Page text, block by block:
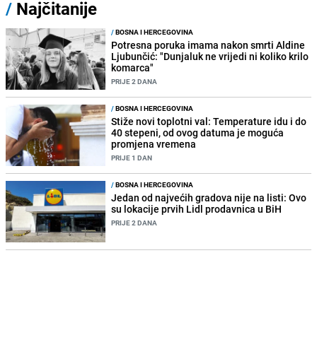
/ Najčitanije
/BOSNA I HERCEGOVINA
Potresna poruka imama nakon smrti Aldine
Ljubunčić: "Dunjaluk ne vrijedi ni koliko krilo
komarca"
PRIJE 2 DANA
/BOSNA I HERCEGOVINA
Stiže novi toplotni val: Temperature idu i do
40 stepeni, od ovog datuma je moguća
promjena vremena
PRIJE 1 DAN
/BOSNA I HERCEGOVINA
Jedan od najvećih gradova nije na listi: Ovo
su lokacije prvih Lidl prodavnica u BiH
PRIJE 2 DANA